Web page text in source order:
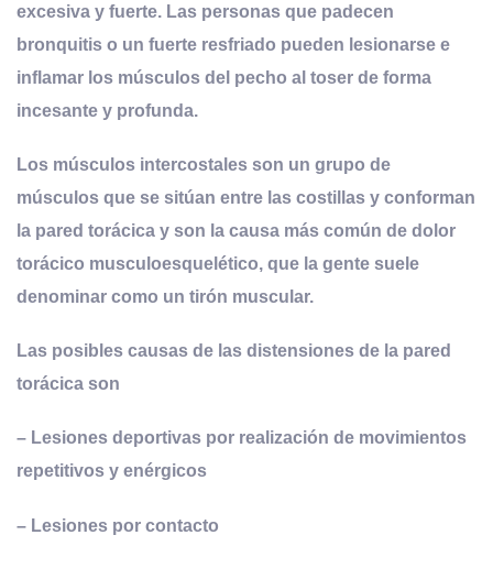
excesiva y fuerte. Las personas que padecen
bronquitis o un fuerte resfriado pueden lesionarse e
inflamar los músculos del pecho al toser de forma
incesante y profunda.
Los músculos intercostales son un grupo de
músculos que se sitúan entre las costillas y conforman
la pared torácica y son la causa más común de dolor
torácico musculoesquelético, que la gente suele
denominar como un tirón muscular.
Las posibles causas de las distensiones de la pared
torácica son
– Lesiones deportivas por realización de movimientos
repetitivos y enérgicos
– Lesiones por contacto